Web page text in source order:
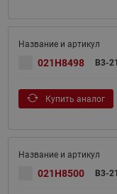
021H8498 B3-
Купить аналог
021H8500 B3-